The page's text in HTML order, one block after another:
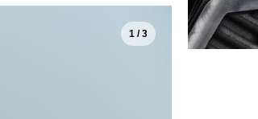
1 / 3